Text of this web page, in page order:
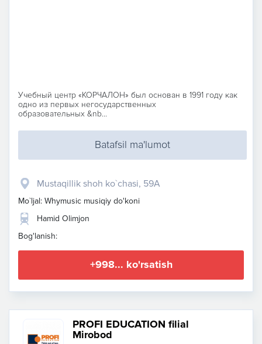
Учебный центр «КОРЧАЛОН» был основан в 1991 году как
одно из первых негосударственных
образовательных &nb...
Batafsil ma'lumot
Mustaqillik shoh ko`chasi, 59A
Mo`ljal: Whymusic musiqiy do'koni
Hamid Olimjon
Bog'lanish:
+998... ko'rsatish
PROFI EDUCATION filial
Mirobod